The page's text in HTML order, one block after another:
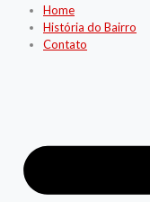
Home
História do Bairro
Contato